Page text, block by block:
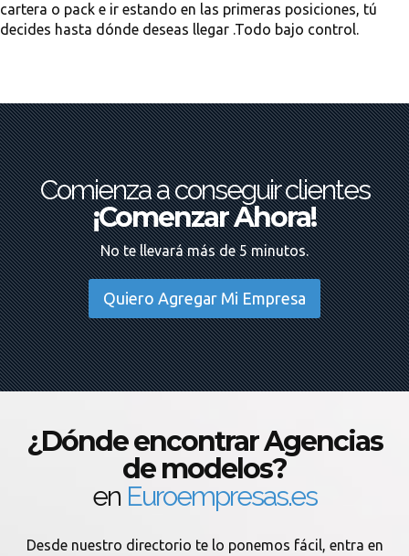
cartera o pack e ir estando en las primeras posiciones, tú
decides hasta dónde deseas llegar .Todo bajo control.
Comienza a conseguir clientes
¡Comenzar Ahora!
No te llevará más de 5 minutos.
Quiero Agregar Mi Empresa
¿Dónde encontrar Agencias
de modelos?
en Euroempresas.es
Desde nuestro directorio te lo ponemos fácil, entra en